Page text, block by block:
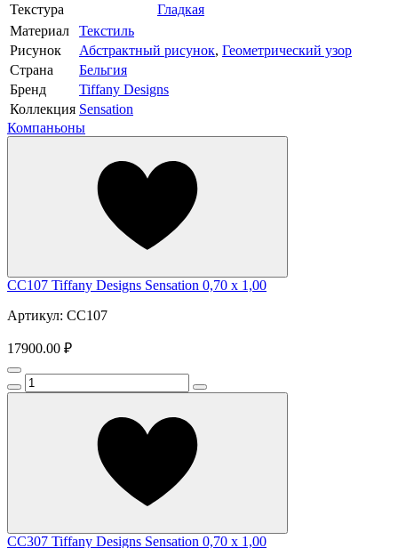
Текстура
Гладкая
Материал
Текстиль
Рисунок
Абстрактный рисунок, Геометрический узор
Страна
Бельгия
Бренд
Tiffany Designs
Коллекция Sensation
Компаньоны
CC107 Tiffany Designs Sensation 0,70 x 1,00
Артикул: CC107
17900.00 ₽
CC307 Tiffany Designs Sensation 0,70 x 1,00